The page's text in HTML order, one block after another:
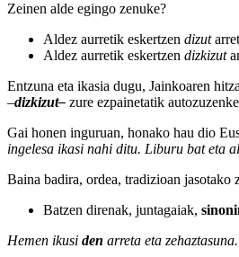
Zeinen alde egingo zenuke?
Aldez aurretik eskertzen dizut
Aldez aurretik eskertzen dizkizut
Entzuna eta ikasia dugu, Jainkoaren
–dizkizut– zure ezpainetatik
Gai honen inguruan, honako hau dio
ingelesa ikasi nahi ditu. Liburu bat eta
Baina badira, ordea, tradizioan jasotako
Batzen direnak, juntagaiak,
Hemen ikusi den arreta eta zehaztasuna.